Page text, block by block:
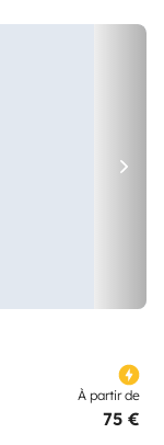
À partir de
75 €